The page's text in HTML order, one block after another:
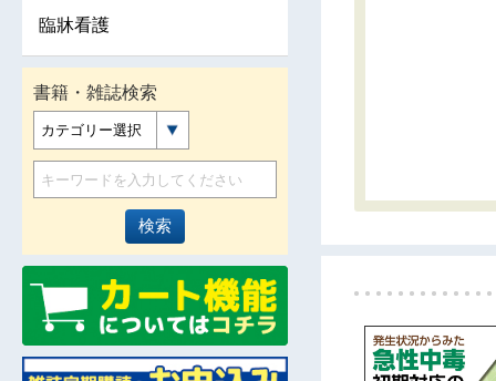
臨牀看護
書籍・雑誌検索
カテゴリー選択